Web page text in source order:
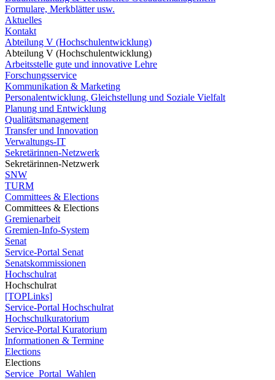
Formulare, Merkblätter usw.
Aktuelles
Kontakt
Abteilung V (Hochschulentwicklung)
Abteilung V (Hochschulentwicklung)
Arbeitsstelle gute und innovative Lehre
Forschungsservice
Kommunikation & Marketing
Personalentwicklung, Gleichstellung und Soziale Vielfalt
Planung und Entwicklung
Qualitätsmanagement
Transfer und Innovation
Verwaltungs-IT
Sekretärinnen-Netzwerk
Sekretärinnen-Netzwerk
SNW
TURM
Committees & Elections
Committees & Elections
Gremienarbeit
Gremien-Info-System
Senat
Service-Portal Senat
Senatskommissionen
Hochschulrat
Hochschulrat
[TOPLinks]
Service-Portal Hochschulrat
Hochschulkuratorium
Service-Portal Kuratorium
Informationen & Termine
Elections
Elections
Service_Portal_Wahlen